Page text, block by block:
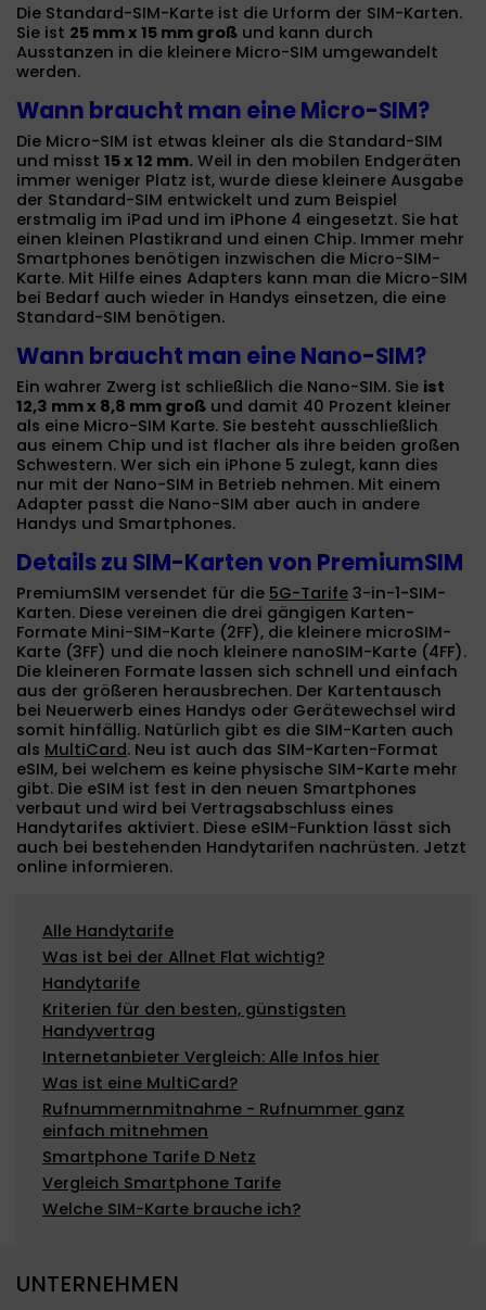
Die Standard-SIM-Karte ist die Urform der SIM-Karten.
Sie ist 25 mm x 15 mm groß und kann durch
Ausstanzen in die kleinere Micro-SIM umgewandelt
werden.
Wann braucht man eine Micro-SIM?
Die Micro-SIM ist etwas kleiner als die Standard-SIM
und misst 15 x 12 mm. Weil in den mobilen Endgeräten
immer weniger Platz ist, wurde diese kleinere Ausgabe
der Standard-SIM entwickelt und zum Beispiel
erstmalig im iPad und im iPhone 4 eingesetzt. Sie hat
einen kleinen Plastikrand und einen Chip. Immer mehr
Smartphones benötigen inzwischen die Micro-SIM-
Karte. Mit Hilfe eines Adapters kann man die Micro-SIM
bei Bedarf auch wieder in Handys einsetzen, die eine
Standard-SIM benötigen.
Wann braucht man eine Nano-SIM?
Ein wahrer Zwerg ist schließlich die Nano-SIM. Sie ist
12,3 mm x 8,8 mm groß und damit 40 Prozent kleiner
als eine Micro-SIM Karte. Sie besteht ausschließlich
aus einem Chip und ist flacher als ihre beiden großen
Schwestern. Wer sich ein iPhone 5 zulegt, kann dies
nur mit der Nano-SIM in Betrieb nehmen. Mit einem
Adapter passt die Nano-SIM aber auch in andere
Handys und Smartphones.
Details zu SIM-Karten von PremiumSIM
PremiumSIM versendet für die 5G-Tarife 3-in-1-SIM-
Karten. Diese vereinen die drei gängigen Karten-
Formate Mini-SIM-Karte (2FF), die kleinere microSIM-
Karte (3FF) und die noch kleinere nanoSIM-Karte (4FF).
Die kleineren Formate lassen sich schnell und einfach
aus der größeren herausbrechen. Der Kartentausch
bei Neuerwerb eines Handys oder Gerätewechsel wird
somit hinfällig. Natürlich gibt es die SIM-Karten auch
als MultiCard. Neu ist auch das SIM-Karten-Format
eSIM, bei welchem es keine physische SIM-Karte mehr
gibt. Die eSIM ist fest in den neuen Smartphones
verbaut und wird bei Vertragsabschluss eines
Handytarifes aktiviert. Diese eSIM-Funktion lässt sich
auch bei bestehenden Handytarifen nachrüsten. Jetzt
online informieren.
Alle Handytarife
Was ist bei der Allnet Flat wichtig?
Handytarife
Kriterien für den besten, günstigsten
Handyvertrag
Internetanbieter Vergleich: Alle Infos hier
Was ist eine MultiCard?
Rufnummernmitnahme - Rufnummer ganz
einfach mitnehmen
Smartphone Tarife D Netz
Vergleich Smartphone Tarife
Welche SIM-Karte brauche ich?
UNTERNEHMEN